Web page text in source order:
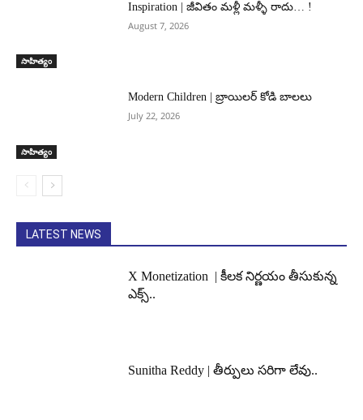
సాహిత్యం
Inspiration | జీవితం మళ్లీ మళ్ళీ రాదు… !
August 7, 2026
సాహిత్యం
Modern Children | బ్రాయిలర్ కోడి బాలలు
July 22, 2026
LATEST NEWS
X Monetization | కీలక నిర్ణయం తీసుకున్న
ఎక్స్..
Sunitha Reddy | తీర్పులు సరిగా లేవు..